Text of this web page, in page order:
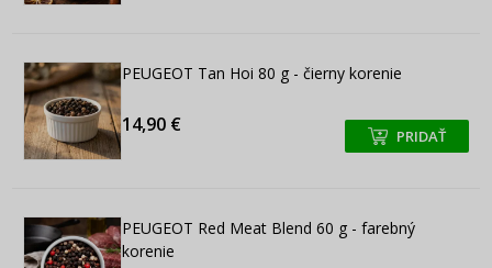
PEUGEOT Tan Hoi 80 g - čierny korenie
14,90 € +
+ PRIDAŤ
PEUGEOT Red Meat Blend 60 g - farebný
korenie